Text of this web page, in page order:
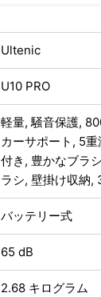
Ultenic
U10 PRO
軽量, 騒音保護,
カーサポート, 5
付き, 豊かなブラ
ラシ, 壁掛け収納,
‎バッテリー式
‎65 dB
‎2.68 キログラム